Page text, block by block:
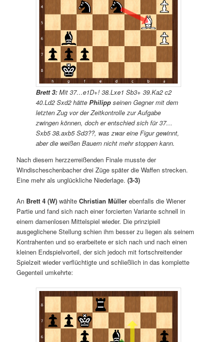
Brett 3: Mit 37…e1D+! 38.Lxe1 Sb3+ 39.Ka2 c2
40.Ld2 Sxd2 hättePhilipp seinen Gegner mit dem
letzten Zug vor der Zeitkontrolle zur Aufgabe
zwingen können, doch er entschied sich für 37…
Sxb5 38.axb5 Sd3??, was zwar eine Figur gewinnt,
aber die weißen Bauern nicht mehr stoppen kann.
Nach diesem herzzerreißenden Finale musste der
Windischeschenbacher drei Züge später die Waffen strecken.
Eine mehr als unglückliche Niederlage.(3-3)
An Brett 4 (W) wählteChristian Müller ebenfalls die Wiener
Partie und fand sich nach einer forcierten Variante schnell in
einem damenlosen Mittelspiel wieder. Die prinzipiell
ausgeglichene Stellung schien ihm besser zu liegen als seinem
Kontrahenten und so erarbeitete er sich nach und nach einen
kleinen Endspielvorteil, der sich jedoch mit fortschreitender
Spielzeit wieder verflüchtigte und schließlich in das komplette
Gegenteil umkehrte: